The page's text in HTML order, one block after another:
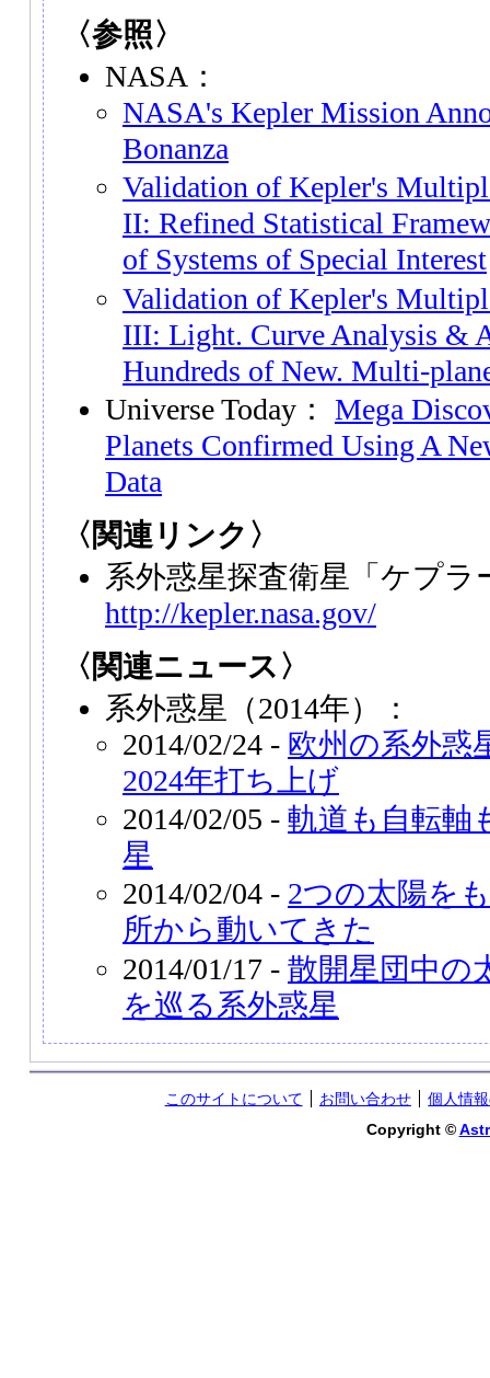
〈参照〉
NASA：
NASA's Kepler Mission
Bonanza
Validation of Kepler's
II: Refined Statistical
of Systems of Special Interest
Validation of Kepler's
III: Light. Curve Analysis &
Hundreds of New. Multi-
Universe Today： Mega
Planets Confirmed Using A
Data
〈関連リンク〉
系外惑星探査衛星「ケプラ
http://kepler.nasa.gov/
〈関連ニュース〉
系外惑星（2014年）：
2014/02/24 - 欧州の系外惑
2024年打ち上げ
2014/02/05 - 軌道も自転軸
星
2014/02/04 - 2つの太陽を
所から動いてきた
2014/01/17 - 散開星団中の
を巡る系外惑星
このサイトについて お問い合わせ
個人情
Copyright ©